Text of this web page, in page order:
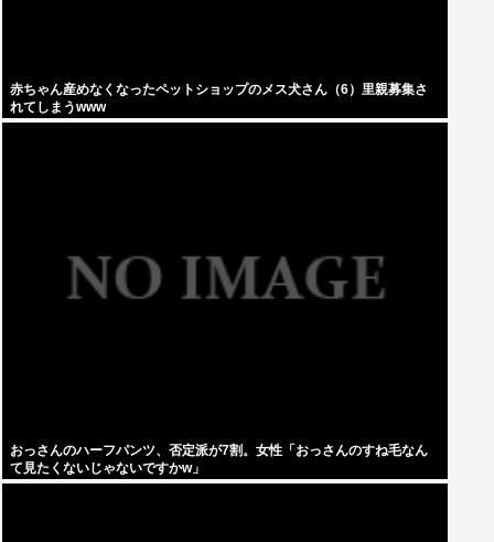
赤ちゃん産めなくなったペットショップのメス犬さん（6）里親募集さ
れてしまうwww
おっさんのハーフパンツ、否定派が7割。女性「おっさんのすね毛なん
て見たくないじゃないですかw」